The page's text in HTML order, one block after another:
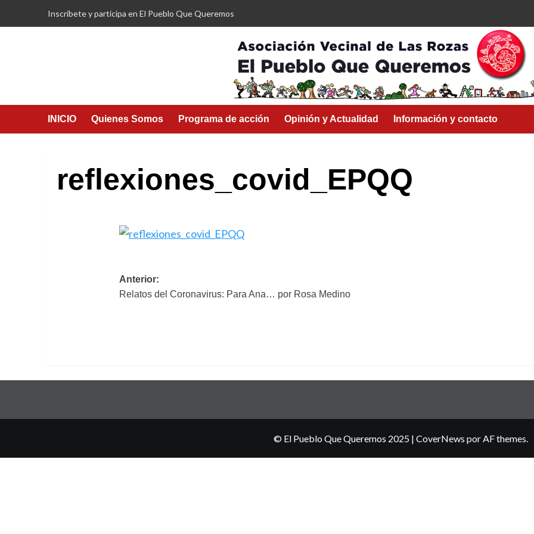
Inscríbete y participa en El Pueblo Que Queremos
INICIO Quienes Somos Programa de acción Opinión y Actualidad Información y contacto
reflexiones_covid_EPQQ
Navegación
de
Anterior:
Relatos del Coronavirus: Para Ana… por Rosa Medino
© El Pueblo Que Queremos 2025 | CoverNews por AF themes.